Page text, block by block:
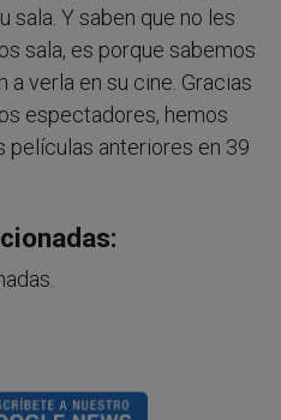
sala. Y saben que no les
sala, es porque sabemos
a verla en su cine. Gracias
espectadores, hemos
películas anteriores en 39